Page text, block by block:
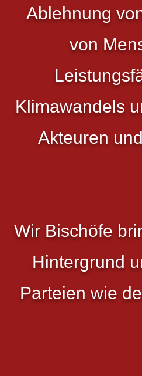
Ablehnung
von
Klimawandels
Akteuren
Wir Bischöfe
Hintergrund
Parteien wie